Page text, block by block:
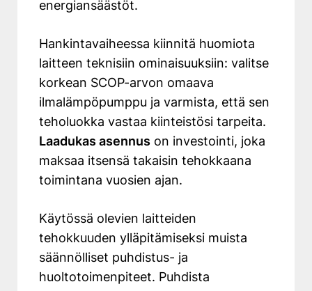
energiansäästöt.
Hankintavaiheessa kiinnitä huomiota
laitteen teknisiin ominaisuuksiin: valitse
korkean SCOP-arvon omaava
ilmalämpöpumppu ja varmista, että sen
teholuokka vastaa kiinteistösi tarpeita.
Laadukas asennus on investointi, joka
maksaa itsensä takaisin tehokkaana
toimintana vuosien ajan.
Käytössä olevien laitteiden
tehokkuuden ylläpitämiseksi muista
säännölliset puhdistus- ja
huoltotoimenpiteet. Puhdista